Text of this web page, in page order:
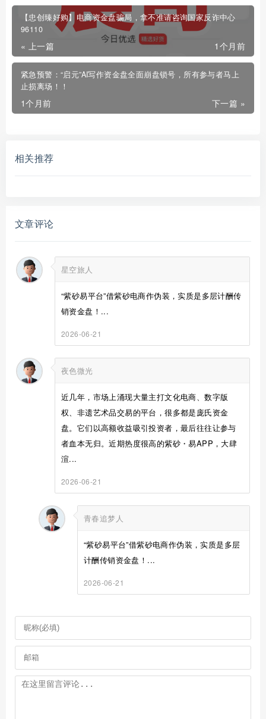
【忠创臻好购】电商资金盘骗局，拿不准请咨询国家反诈中心
96110
« 上一篇 1个月前
紧急预警：“启元”AI写作资金盘全面崩盘锁号，所有参与者马上
止损离场！！
下一篇 »
1个月前
相关推荐
文章评论
星空旅人
“紫砂易平台”借紫砂电商作伪装，实质是多层计酬传
销资金盘！...
2026-06-21
夜色微光
近几年，市场上涌现大量主打文化电商、数字版
权、非遗艺术品交易的平台，很多都是庞氏资金
盘。它们以高额收益吸引投资者，最后往往让参与
者血本无归。近期热度很高的紫砂・易APP，大肆
渲...
2026-06-21
青春追梦人
“紫砂易平台”借紫砂电商作伪装，实质是多层
计酬传销资金盘！...
2026-06-21